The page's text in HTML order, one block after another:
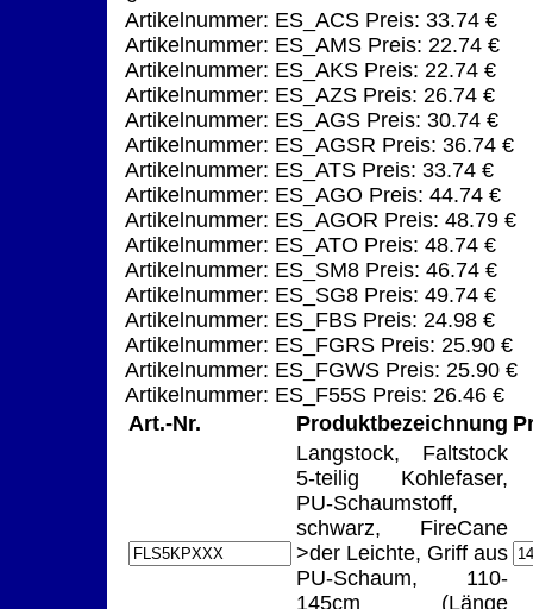
Artikelnummer: ES_ACS Preis: 33.74 €
Artikelnummer: ES_AMS Preis: 22.74 €
Artikelnummer: ES_AKS Preis: 22.74 €
Artikelnummer: ES_AZS Preis: 26.74 €
Artikelnummer: ES_AGS Preis: 30.74 €
Artikelnummer: ES_AGSR Preis: 36.74 €
Artikelnummer: ES_ATS Preis: 33.74 €
Artikelnummer: ES_AGO Preis: 44.74 €
Artikelnummer: ES_AGOR Preis: 48.79 €
Artikelnummer: ES_ATO Preis: 48.74 €
Artikelnummer: ES_SM8 Preis: 46.74 €
Artikelnummer: ES_SG8 Preis: 49.74 €
Artikelnummer: ES_FBS Preis: 24.98 €
Artikelnummer: ES_FGRS Preis: 25.90 €
Artikelnummer: ES_FGWS Preis: 25.90 €
Artikelnummer: ES_F55S Preis: 26.46 €
Art.-Nr.
Produktbezeichnung
Langstock, Faltstock
5-teilig Kohlefaser,
PU-Schaumstoff,
schwarz, FireCane
>der Leichte, Griff aus
PU-Schaum, 110-
145cm (Länge